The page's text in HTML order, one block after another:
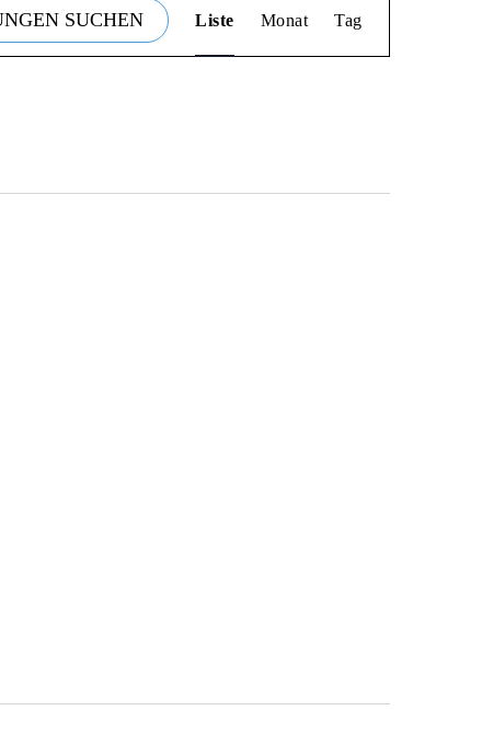
SUCHEN
ANSICHTEN-
NAVIGATION
Liste Monat Tag